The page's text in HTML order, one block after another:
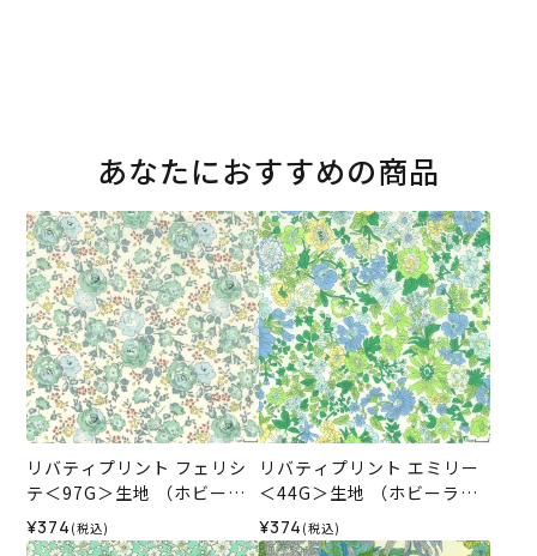
あなたにおすすめの商品
リバティプリント フェリシ
テ＜97G＞生地 （ホビーラ
ホビーレオリジナル）2026
SS
¥374 (税込)
リバティプリント エミリー
＜44G＞生地 （ホビーラホ
ビーレオリジナル）2025SS
¥374 (税込)